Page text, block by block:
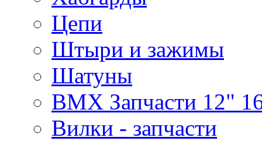
Цепи
Штыри и зажимы
Шатуны
BMX Запчасти 12"
Вилки - запчасти